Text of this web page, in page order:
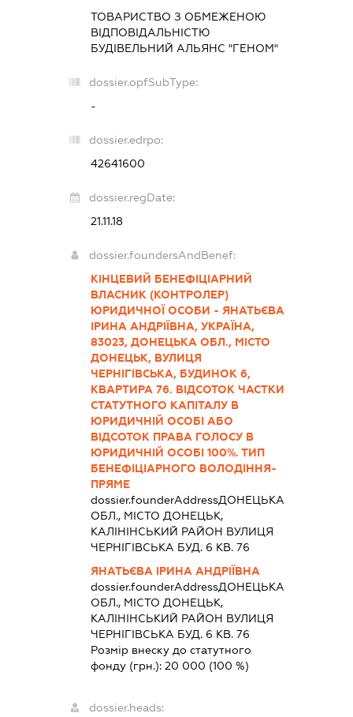
ТОВАРИСТВО З ОБМЕЖЕНОЮ
ВІДПОВІДАЛЬНІСТЮ
БУДІВЕЛЬНИЙ АЛЬЯНС "ГЕНОМ"
dossier.opfSubType:
-
dossier.edrpo:
42641600
dossier.regDate:
21.11.18
dossier.foundersAndBenef:
КІНЦЕВИЙ БЕНЕФІЦІАРНИЙ
ВЛАСНИК (КОНТРОЛЕР)
ЮРИДИЧНОЇ ОСОБИ - ЯНАТЬЄВА
ІРИНА АНДРІЇВНА, УКРАЇНА,
83023, ДОНЕЦЬКА ОБЛ., МІСТО
ДОНЕЦЬК, ВУЛИЦЯ
ЧЕРНІГІВСЬКА, БУДИНОК 6,
КВАРТИРА 76. ВІДСОТОК ЧАСТКИ
СТАТУТНОГО КАПІТАЛУ В
ЮРИДИЧНІЙ ОСОБІ АБО
ВІДСОТОК ПРАВА ГОЛОСУ В
ЮРИДИЧНІЙ ОСОБІ 100%. ТИП
БЕНЕФІЦІАРНОГО ВОЛОДІННЯ-
ПРЯМЕ
dossier.founderAddressДОНЕЦЬКА
ОБЛ., МІСТО ДОНЕЦЬК,
КАЛІНІНСЬКИЙ РАЙОН ВУЛИЦЯ
ЧЕРНІГІВСЬКА БУД. 6 КВ. 76
ЯНАТЬЄВА ІРИНА АНДРІЇВНА
dossier.founderAddressДОНЕЦЬКА
ОБЛ., МІСТО ДОНЕЦЬК,
КАЛІНІНСЬКИЙ РАЙОН ВУЛИЦЯ
ЧЕРНІГІВСЬКА БУД. 6 КВ. 76
Розмір внеску до статутного
фонду (грн.): 20 000 (100 %)
dossier.heads: